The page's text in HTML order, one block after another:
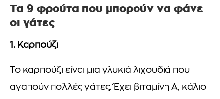
Τα 9 φρούτα που μπορούν να φάνε
οι γάτες
1. Καρπούζι
Το καρπούζι είναι μια γλυκιά λιχουδιά που
αγαπούν πολλές γάτες. Έχει βιταμίνη Α, κάλιο